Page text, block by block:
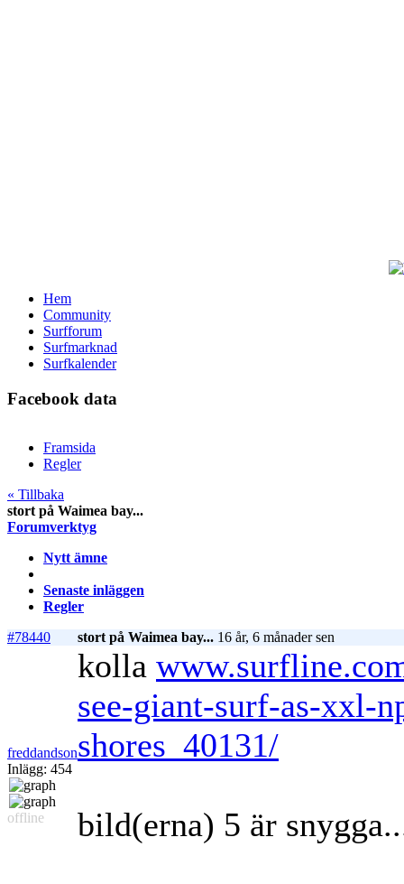
Hem
Community
Surfforum
Surfmarknad
Surfkalender
Facebook data
Framsida
Regler
« Tillbaka
stort på Waimea bay...
Forumverktyg
Nytt ämne
Senaste inläggen
Regler
#78440
stort på Waimea bay... 16 år, 6 månader sen
freddandson
Inlägg: 454
offline
kolla
see-giant-surf-as-xxl-
shores_40131/
bild(erna) 5 är